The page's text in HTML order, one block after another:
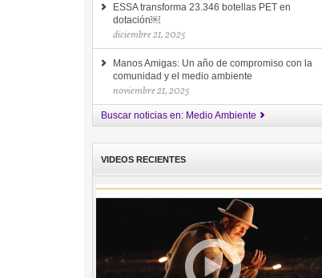
ESSA transforma 23.346 botellas PET en
dotación￼
diciembre 21, 2025
Manos Amigas: Un año de compromiso con la
comunidad y el medio ambiente
noviembre 21, 2025
Buscar noticias en: Medio Ambiente
VIDEOS RECIENTES